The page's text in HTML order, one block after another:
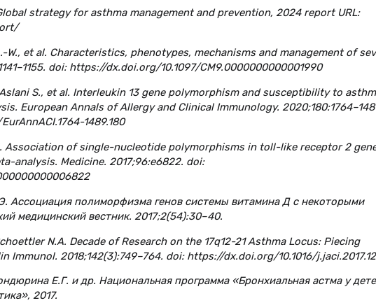
strategy for asthma management and prevention, 2024 report URL:
W., et al. Characteristics, phenotypes, mechanisms and management of
doi: https://dx.doi.org/10.1097/CM9.0000000000001990
S., et al. Interleukin 13 gene polymorphism and susceptibility to
European Annals of Allergy and Clinical Immunology.
1489.180
Association of single-nucleotide polymorphisms in toll-like receptor 2
analysis. Medicine. 2017;96:e6822. doi:
Ассоциация полиморфизма генов системы витамина Д с некоторыми
медицинский вестник. 2017;2(54):30–40.
N.A. Decade of Research on the 17q12-21 Asthma Locus: Piecing
Immunol. 2018;142(3):749–764. doi: https://dx.doi.org/10.1016/
Е.Г. и др. Национальная программа «Бронхиальная астма у
2017.